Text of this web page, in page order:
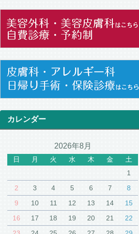
カレンダー
2026年8月
日 月 火 水 木 金
土
1
2
3 4 5 6 7
8
9
10 11 12 13 14
15
16
17 18 19 20 21
22